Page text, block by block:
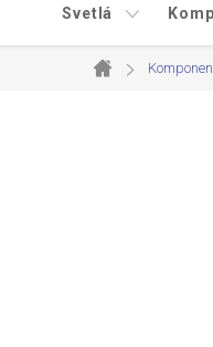
Svetlá
Domov